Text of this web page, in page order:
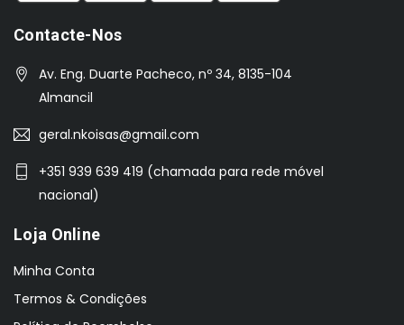
Contacte-Nos
Av. Eng. Duarte Pacheco, nº 34, 8135-104
Almancil
geral.nkoisas@gmail.com
+351 939 639 419 (chamada para rede móvel
nacional)
Loja Online
Minha Conta
Termos & Condições